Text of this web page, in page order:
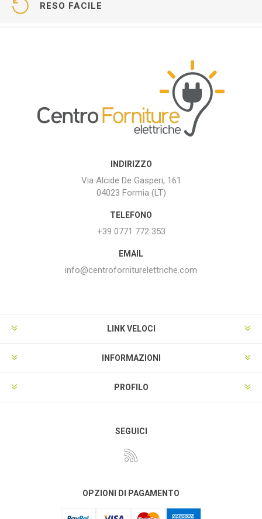
RESO FACILE
INDIRIZZO
Via Alcide De Gasperi, 161
04023 Formia (LT)
TELEFONO
+39 0771 772 353
EMAIL
info@centroforniturelettriche.com
LINK VELOCI
INFORMAZIONI
PROFILO
SEGUICI
OPZIONI DI PAGAMENTO